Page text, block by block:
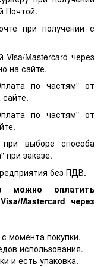
Почтой.
при получении с
Visa/Mastercard через
на сайте.
по частям" от
по частям" от
выборе способа
при заказе.
без ПДВ.
можно оплатить
Mastercard через
момента покупки,
использования.
и есть упаковка.